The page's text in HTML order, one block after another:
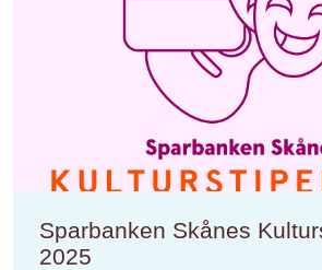
Sparbanken Skånes
2025